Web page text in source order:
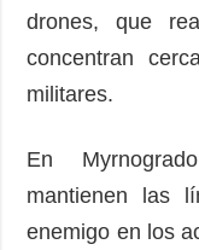
drones, que
concentran
militares.
En
mantienen las
enemigo en los